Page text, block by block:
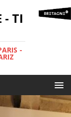
- TI
-